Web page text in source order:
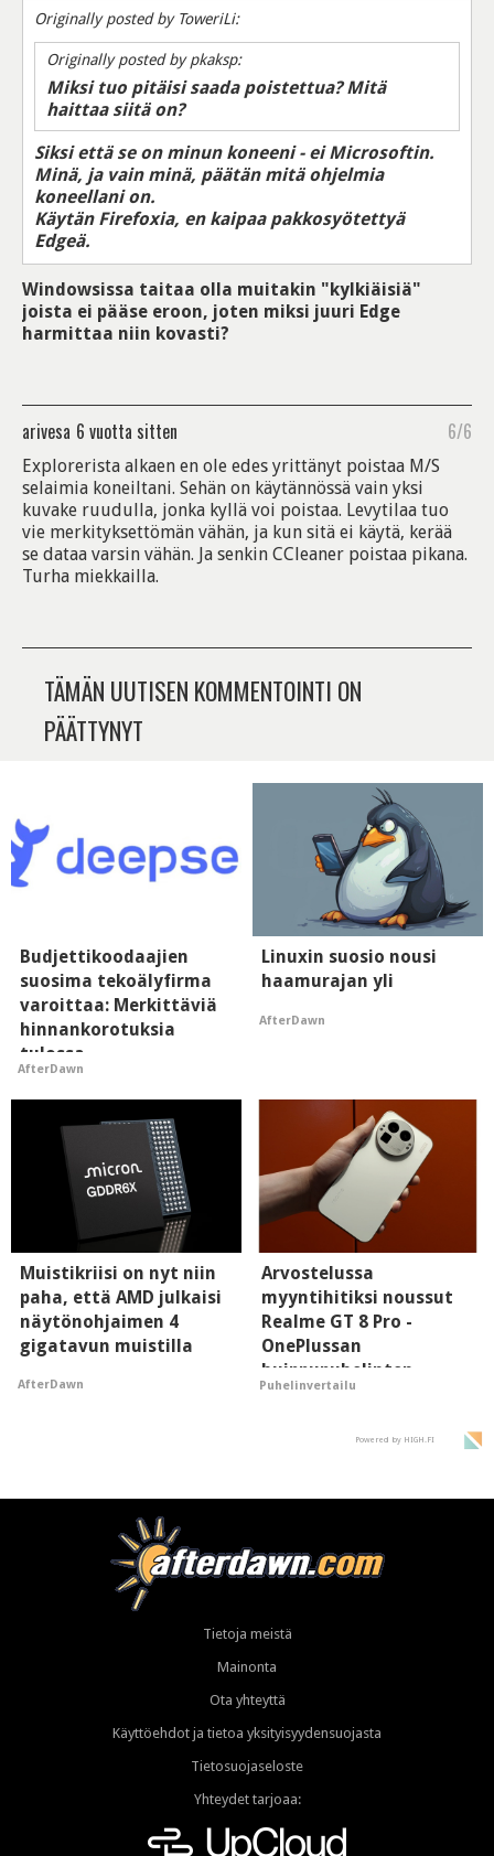
Originally posted by ToweriLi:
Originally posted by pkaksp:
Miksi tuo pitäisi saada poistettua? Mitä
haittaa siitä on?
Siksi että se on minun koneeni - ei Microsoftin.
Minä, ja vain minä, päätän mitä ohjelmia
koneellani on.
Käytän Firefoxia, en kaipaa pakkosyötettyä
Edgeä.
Windowsissa taitaa olla muitakin "kylkiäisiä"
joista ei pääse eroon, joten miksi juuri Edge
harmittaa niin kovasti?
arivesa 6 vuotta sitten 6/6
Explorerista alkaen en ole edes yrittänyt poistaa M/S
selaimia koneiltani. Sehän on käytännössä vain yksi
kuvake ruudulla, jonka kyllä voi poistaa. Levytilaa tuo
vie merkityksettömän vähän, ja kun sitä ei käytä, kerää
se dataa varsin vähän. Ja senkin CCleaner poistaa pikana.
Turha miekkailla.
TÄMÄN UUTISEN KOMMENTOINTI ON
PÄÄTTYNYT
Budjettikoodaajien
suosima tekoälyfirma
varoittaa: Merkittäviä
hinnankorotuksia
tulossa
AfterDawn
Linuxin suosio nousi
haamurajan yli
AfterDawn
Muistikriisi on nyt niin
paha, että AMD julkaisi
näytönohjaimen 4
gigatavun muistilla
AfterDawn
Arvostelussa
myyntihitiksi noussut
Realme GT 8 Pro -
OnePlussan
huippupuhelinten
"perillinen"
Puhelinvertailu
Powered by HIGH.FI
Tietoja meistä
Mainonta
Ota yhteyttä
Käyttöehdot ja tietoa yksityisyydensuojasta
Tietosuojaseloste
Yhteydet tarjoaa: